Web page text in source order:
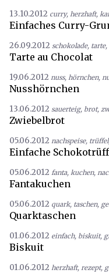
13.10.2012 curry, herzhaft,
Einfaches Curry-
26.09.2012 schokolade, tarte,
Tarte au Chocolat
19.06.2012 nuss, hörnchen,
Nusshörnchen
13.06.2012 sauerteig, brot,
Zwiebelbrot
05.06.2012 nachspeise, trüffel
Einfache
05.06.2012 fanta, kuchen,
Fantakuchen
05.06.2012 quark, taschen,
Quarktaschen
01.06.2012 einfach, biskuit,
Biskuit
01.06.2012 herzhaft, rezept,